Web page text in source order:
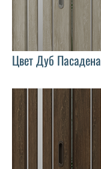
Цвет Дуб Пасадена